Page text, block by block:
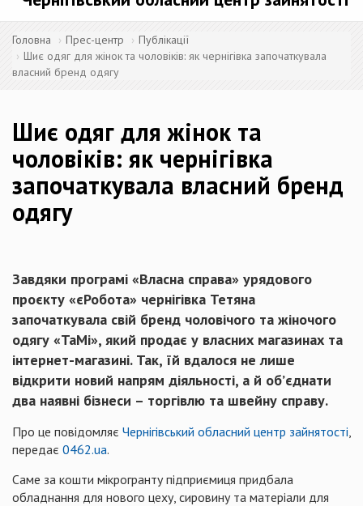
Головна Прес-центр
Публікації
Шиє одяг для жінок та чоловіків: як чернігівка започаткувала
власний бренд одягу
Шиє одяг для жінок та
чоловіків: як чернігівка
започаткувала власний бренд
одягу
Завдяки програмі «Власна справа» урядового
проєкту «єРобота» чернігівка Тетяна
започаткувала свій бренд чоловічого та жіночого
одягу «ТаМі», який продає у власних магазинах та
інтернет-магазині. Так, їй вдалося не лише
відкрити новий напрям діяльності, а й об’єднати
два наявні бізнеси – торгівлю та швейну справу.
Про це повідомляє Чернігівський обласний центр зайнятості,
передає 0462.ua.
Саме за кошти мікрогранту підприємиця придбала
обладнання для нового цеху, сировину та матеріали для